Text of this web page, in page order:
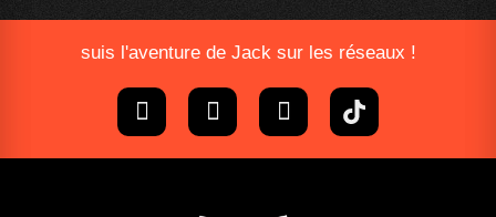
suis l'aventure de Jack sur les réseaux !